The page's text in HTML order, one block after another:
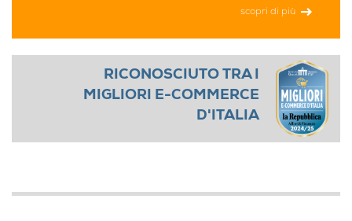
scopri di più
RICONOSCIUTO TRA I
MIGLIORI E-COMMERCE
D'ITALIA